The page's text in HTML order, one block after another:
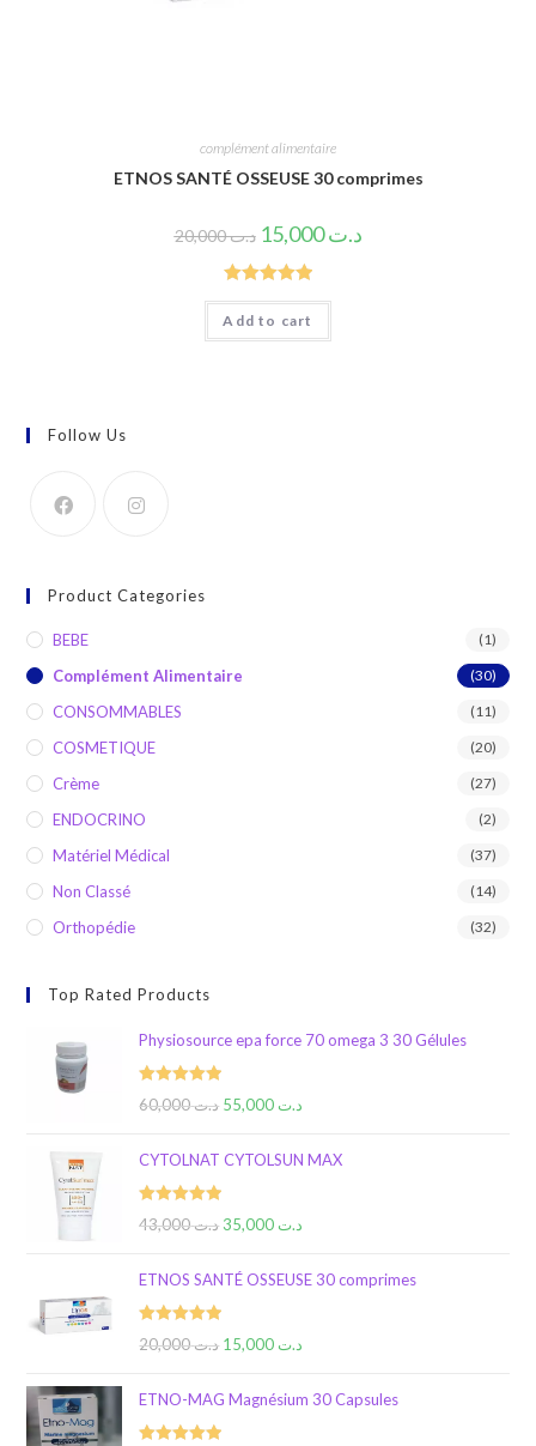
complément alimentaire
ETNOS SANTÉ OSSEUSE 30 comprimes
د.ت20,000 د.ت15,000
Rated5.00
out of 5
Add to cart
Follow Us
Product Categories
BEBE (1)
Complément Alimentaire (30)
CONSOMMABLES (11)
COSMETIQUE (20)
Crème (27)
ENDOCRINO (2)
Matériel Médical (37)
Non Classé (14)
Orthopédie (32)
Top Rated Products
Physiosource epa force 70 omega 3 30 Gélules
Rated5.00د.ت60,000 د.ت
CYTOLNAT CYTOLSUN MAX
Rated5.00د.ت43,000 د.ت
ETNOS SANTÉ OSSEUSE 30 comprimes
Rated5.00د.ت20,000 د.ت
ETNO-MAG Magnésium 30 Capsules